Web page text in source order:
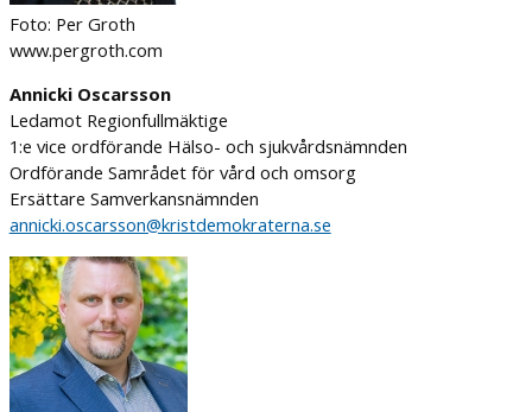
Foto: Per Groth
www.pergroth.com
Annicki Oscarsson
Ledamot Regionfullmäktige
1:e vice ordförande Hälso- och sjukvårdsnämnden
Ordförande Samrådet för vård och omsorg
Ersättare Samverkansnämnden
annicki.oscarsson@kristdemokraterna.se